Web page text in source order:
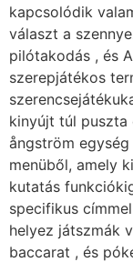
kapcsolódik
választ a
pilótakodás , és
szerepjátékos
kinyújt túl puszta
ångström
menüből, amely
kutatás
specifikus
helyez játszmák
baccarat , és